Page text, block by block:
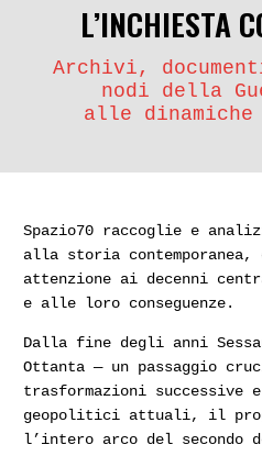
L’INCHIESTA
Archivi,
nodi della
alle
Spazio70 raccoglie e
alla storia
attenzione ai decenni
e alle loro conseguenze.
Dalla fine degli anni
Ottanta — un passaggio
trasformazioni
geopolitici attuali, il
l’intero arco del secondo